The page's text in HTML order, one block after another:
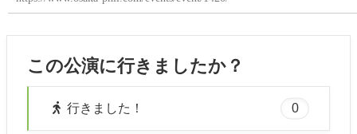
この公演に行きましたか？
行きました！ 0